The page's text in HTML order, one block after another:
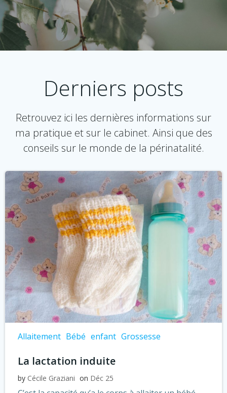
Derniers posts
Retrouvez ici les dernières informations sur
ma pratique et sur le cabinet. Ainsi que des
conseils sur le monde de la périnatalité.
Allaitement Bébé enfant Grossesse
La lactation induite
by Cécile Graziani on Déc 25